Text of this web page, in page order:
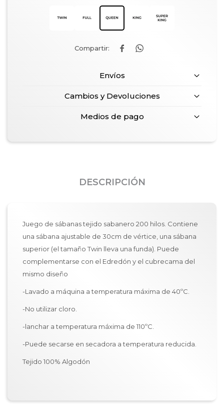
 
Envíos
Cambios y Devoluciones
Medios de pago
DESCRIPCIÓN
Juego de sábanas tejido sabanero 200 hilos. Contiene
una sábana ajustable de 30cm de vértice, una sábana
superior (el tamaño Twin lleva una funda). Puede
complementarse con el Edredón y el cubrecama del
mismo diseño
-Lavado a máquina a temperatura máxima de 40ºC.
-No utilizar cloro.
-lanchar a temperatura máxima de 110ºC.
-Puede secarse en secadora a temperatura reducida.
Tejido 100% Algodón